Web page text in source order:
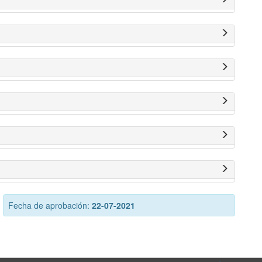
Fecha de aprobación: 22-07-2021